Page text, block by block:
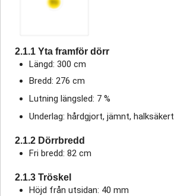
2.1.1 Yta framför dörr
Längd: 300 cm
Bredd: 276 cm
Lutning längsled: 7 %
Underlag: hårdgjort, jämnt, halksäkert
2.1.2 Dörrbredd
Fri bredd: 82 cm
2.1.3 Tröskel
Höjd från utsidan: 40 mm